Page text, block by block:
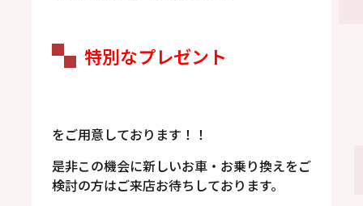
特別なプレゼント
をご用意しております！！
是非この機会に新しいお車・お乗り換えをご
検討の方はご来店お待ちしております。